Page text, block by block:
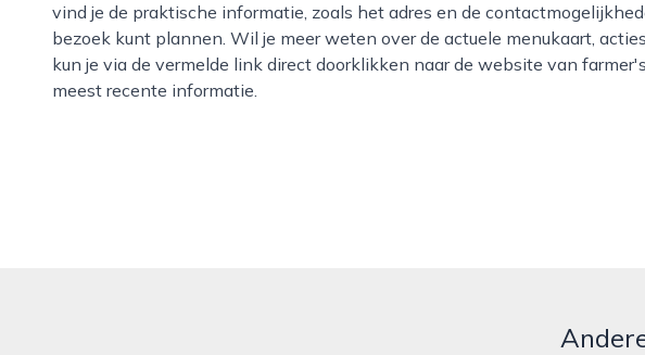
vind je de praktische informatie, zoals het adres en de
bezoek kunt plannen. Wil je meer weten over de actuele menukaart,
kun je via de vermelde link direct doorklikken naar de website van
meest recente informatie.